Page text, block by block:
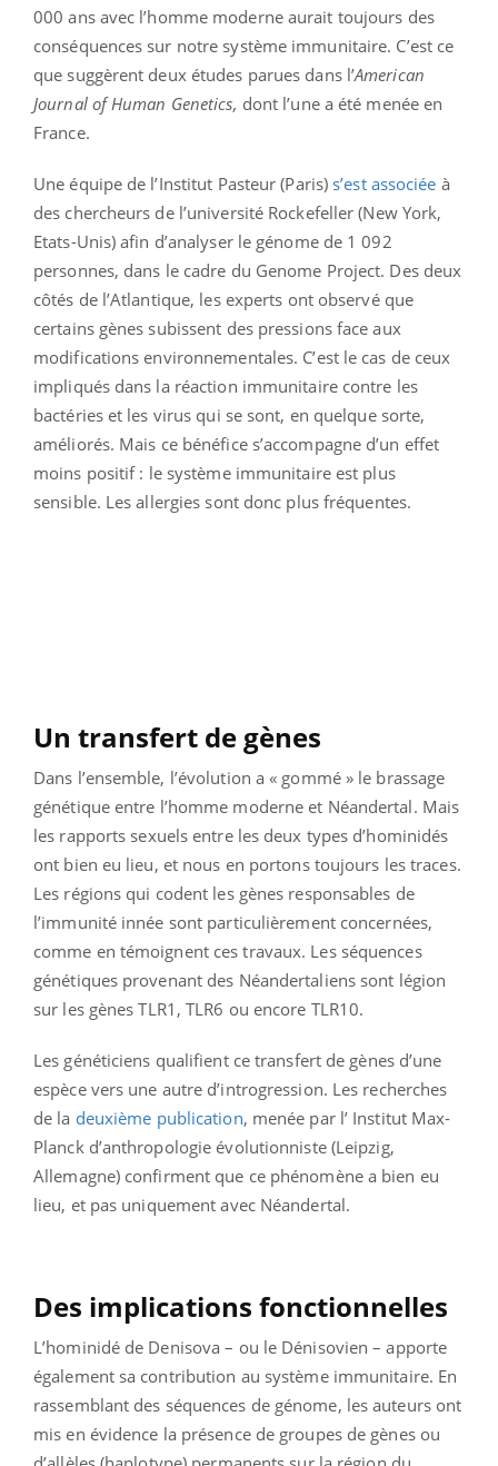
000 ans avec l’homme moderne aurait toujours des
conséquences sur notre système immunitaire. C’est ce
que suggèrent deux études parues dans l’American
Journal of Human Genetics, dont l’une a été menée en
France.
Une équipe de l’Institut Pasteur (Paris) s’est associée à
des chercheurs de l’université Rockefeller (New York,
Etats-Unis) afin d’analyser le génome de 1 092
personnes, dans le cadre du Genome Project. Des deux
côtés de l’Atlantique, les experts ont observé que
certains gènes subissent des pressions face aux
modifications environnementales. C’est le cas de ceux
impliqués dans la réaction immunitaire contre les
bactéries et les virus qui se sont, en quelque sorte,
améliorés. Mais ce bénéfice s’accompagne d’un effet
moins positif : le système immunitaire est plus
sensible. Les allergies sont donc plus fréquentes.
Un transfert de gènes
Dans l’ensemble, l’évolution a « gommé » le brassage
génétique entre l’homme moderne et Néandertal. Mais
les rapports sexuels entre les deux types d’hominidés
ont bien eu lieu, et nous en portons toujours les traces.
Les régions qui codent les gènes responsables de
l’immunité innée sont particulièrement concernées,
comme en témoignent ces travaux. Les séquences
génétiques provenant des Néandertaliens sont légion
sur les gènes TLR1, TLR6 ou encore TLR10.
Les généticiens qualifient ce transfert de gènes d’une
espèce vers une autre d’introgression. Les recherches
de la deuxième publication, menée par l’ Institut Max-
Planck d’anthropologie évolutionniste (Leipzig,
Allemagne) confirment que ce phénomène a bien eu
lieu, et pas uniquement avec Néandertal.
Des implications fonctionnelles
L’hominidé de Denisova – ou le Dénisovien – apporte
également sa contribution au système immunitaire. En
rassemblant des séquences de génome, les auteurs ont
mis en évidence la présence de groupes de gènes ou